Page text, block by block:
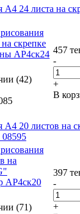
А4 24 листа на
скрепке
АР4ск24
(42)
457
-
+
В
А4 20 листов на
на
АР4ск20
(71)
397
-
+